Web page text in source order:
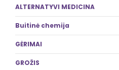
ALTERNATYVI MEDICINA
Buitinė chemija
GĖRIMAI
GROŽIS